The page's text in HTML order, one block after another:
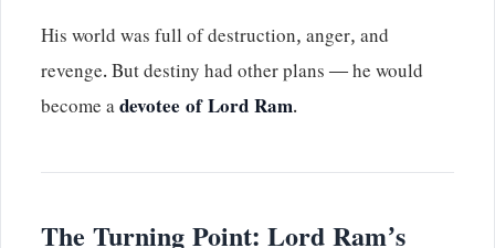
His world was full of destruction, anger, and
revenge. But destiny had other plans — he would
become adevotee of Lord Ram.